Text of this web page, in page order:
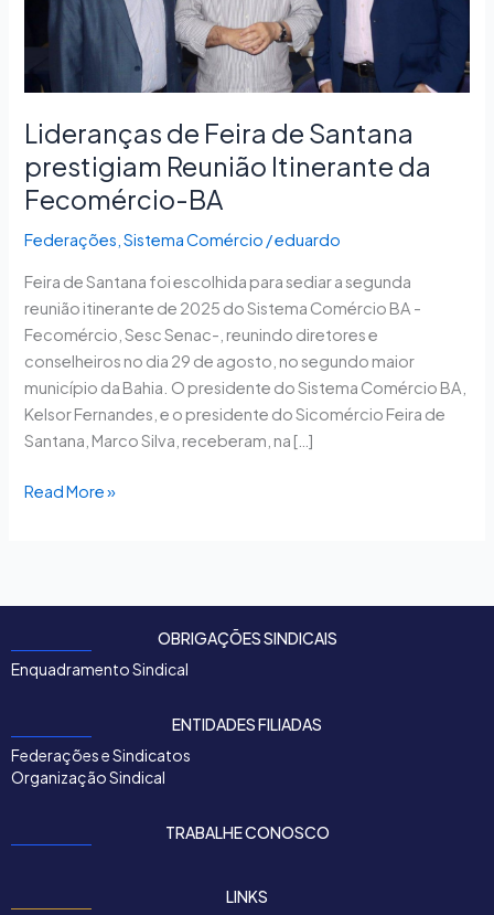
Lideranças de Feira de Santana
prestigiam Reunião Itinerante da
Fecomércio-BA
Federações,Sistema Comércio /eduardo
Feira de Santana foi escolhida para sediar a segunda
reunião itinerante de 2025 do Sistema Comércio BA -
Fecomércio, Sesc Senac-, reunindo diretores e
conselheiros no dia 29 de agosto, no segundo maior
município da Bahia. O presidente do Sistema Comércio BA,
Kelsor Fernandes, e o presidente do Sicomércio Feira de
Santana, Marco Silva, receberam, na […]
Reunião
Itinerante
da
Fecomércio-
BA
Read More »
OBRIGAÇÕES SINDICAIS
Enquadramento Sindical
ENTIDADES FILIADAS
Federações e Sindicatos
Organização Sindical
TRABALHE CONOSCO
LINKS